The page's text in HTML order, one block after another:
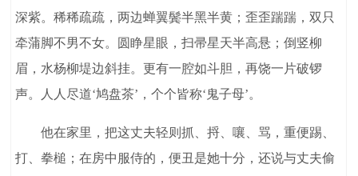
深紫。稀稀疏疏，两边蝉翼鬓半黑半黄；歪歪踹踹，双只
牵蒲脚不男不女。圆睁星眼，扫帚星天半高悬；倒竖柳
眉，水杨柳堤边斜挂。更有一腔如斗胆，再饶一片破锣
声。人人尽道‘鸠盘茶’，个个皆称‘鬼子母’。
他在家里，把这丈夫轻则抓、捋、嚷、骂，重便踢、
打、拳槌；在房中服侍的，便丑是她十分，还说与丈夫偷